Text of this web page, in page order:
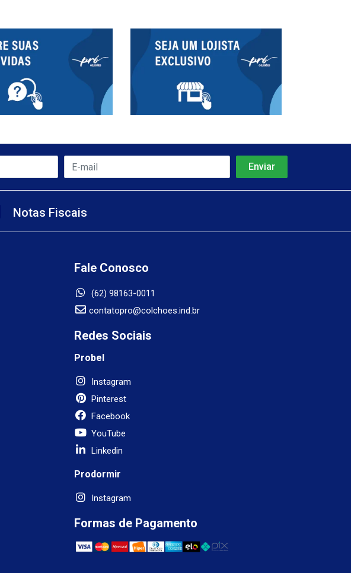
Notas Fiscais
Fale Conosco
(62) 98163-0011
contatopro@colchoes.ind.br
Redes Sociais
Probel
Instagram
Pinterest
Facebook
YouTube
Linkedin
Prodormir
Instagram
Formas de Pagamento